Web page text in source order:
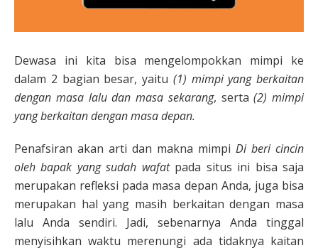
Dewasa ini kita bisa mengelompokkan mimpi ke
dalam 2 bagian besar, yaitu (1) mimpi yang berkaitan
dengan masa lalu dan masa sekarang, serta(2) mimpi
yang berkaitan dengan masa depan.
Penafsiran akan arti dan makna mimpi Di beri cincin
oleh bapak yang sudah wafatpada situs ini bisa saja
merupakan refleksi pada masa depan Anda, juga bisa
merupakan hal yang masih berkaitan dengan masa
lalu Anda sendiri. Jadi, sebenarnya Anda tinggal
menyisihkan waktu merenungi ada tidaknya kaitan